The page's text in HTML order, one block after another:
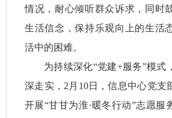
情况，耐心倾听群众诉求，同时
生活信念，保持乐观向上的生活
活中的困难。
为持续深化“党建+服务”模式
深走实，2月10日，信息中心党支
开展“甘甘为淮·暖冬行动”志愿服